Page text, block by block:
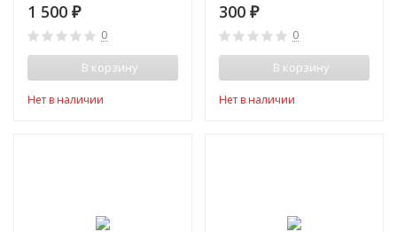
1 500 ₽
0
В корзину
Нет в наличии
300 ₽
0
В корзину
Нет в наличии